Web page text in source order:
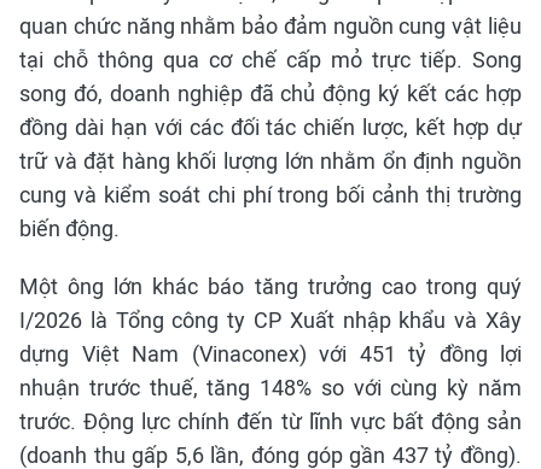
quan chức năng nhằm bảo đảm nguồn cung vật liệu
tại chỗ thông qua cơ chế cấp mỏ trực tiếp. Song
song đó, doanh nghiệp đã chủ động ký kết các hợp
đồng dài hạn với các đối tác chiến lược, kết hợp dự
trữ và đặt hàng khối lượng lớn nhằm ổn định nguồn
cung và kiểm soát chi phí trong bối cảnh thị trường
biến động.
Một ông lớn khác báo tăng trưởng cao trong quý
I/2026 là Tổng công ty CP Xuất nhập khẩu và Xây
dựng Việt Nam (Vinaconex) với 451 tỷ đồng lợi
nhuận trước thuế, tăng 148% so với cùng kỳ năm
trước. Động lực chính đến từ lĩnh vực bất động sản
(doanh thu gấp 5,6 lần, đóng góp gần 437 tỷ đồng).